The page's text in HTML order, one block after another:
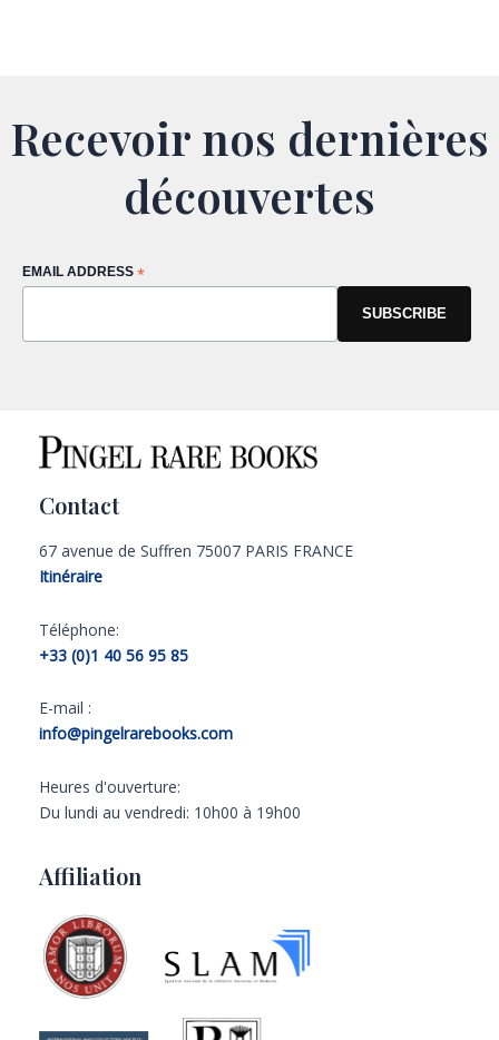
Recevoir nos dernières
découvertes
EMAIL ADDRESS *
Contact
67 avenue de Suffren 75007 PARIS FRANCE
Itinéraire
Téléphone:
+33 (0)1 40 56 95 85
E-mail :
info@pingelrarebooks.com
Heures d'ouverture:
Du lundi au vendredi: 10h00 à 19h00
Affiliation